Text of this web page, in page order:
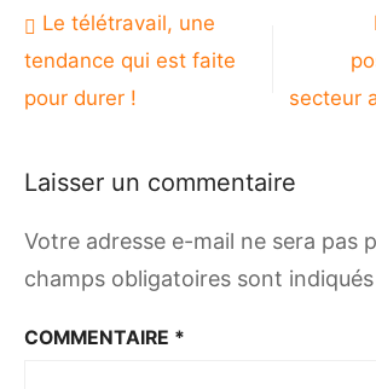
Navigation
de
l’article
Le télétravail, une
tendance qui est faite
pour durer !
secteur
Laisser un commentaire
Votre adresse e-mail ne sera pas
champs obligatoires sont
COMMENTAIRE *